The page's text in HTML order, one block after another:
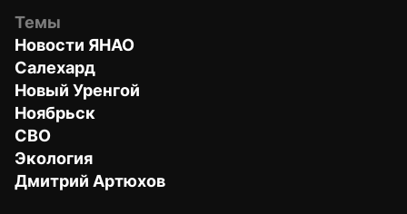
Темы
Новости ЯНАО
Салехард
Новый Уренгой
Ноябрьск
СВО
Экология
Дмитрий Артюхов